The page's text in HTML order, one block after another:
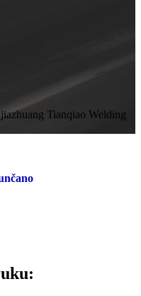
Tianqiao Welding